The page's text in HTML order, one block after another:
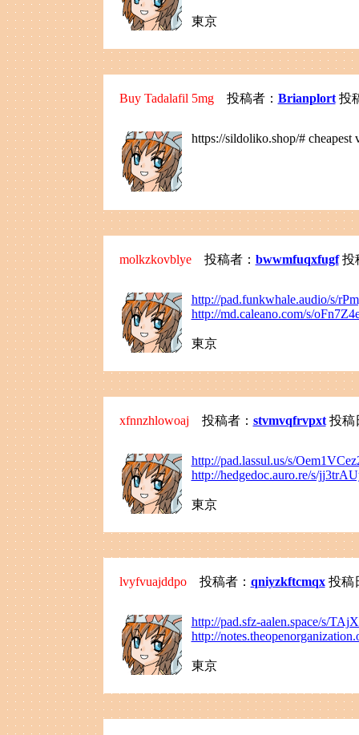
東京
Buy Tadalafil 5mg投稿者： Brianplort投
https://sildoliko.shop/# cheapest
molkzkovblye投稿者： bwwmfuqxfugf投
http://pad.funkwhale.audio/s/
http://md.caleano.com/s/
東京
xfnnzhlowoaj 投稿者： stvmvqfrvpxt投稿
http://pad.lassul.us/s/
http://hedgedoc.auro.re/s/
東京
lvyfvuajddpo投稿者： qniyzkftcmqx投稿
http://pad.sfz-aalen.space/s/
http://
東京